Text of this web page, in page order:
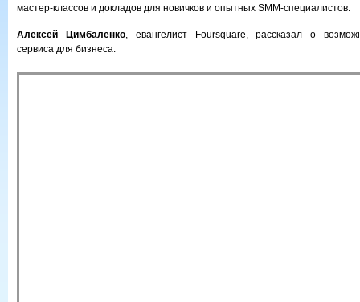
мастер-классов и докладов для новичков и опытных SMM-специалистов.
Алексей Цимбаленко, евангелист Foursquare, рассказал о
сервиса для бизнеса.